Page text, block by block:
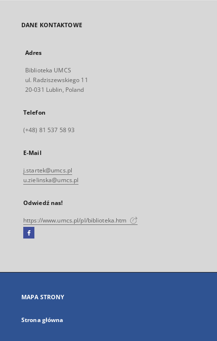
DANE KONTAKTOWE
Adres
Biblioteka UMCS
ul. Radziszewskiego 11
20-031 Lublin, Poland
Telefon
(+48) 81 537 58 93
E-Mail
j.startek@umcs.pl
u.zielinska@umcs.pl
Odwiedź nas!
https://www.umcs.pl/pl/biblioteka.htm
Facebook
się
karcie
MAPA STRONY
Strona główna